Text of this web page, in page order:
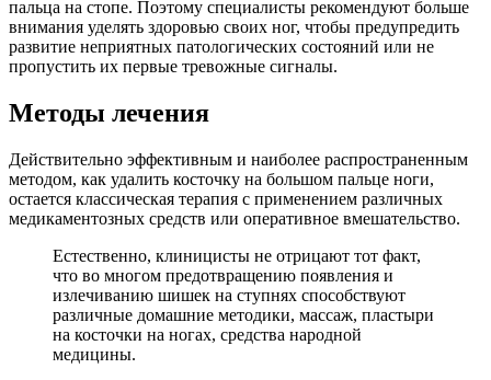
пальца на стопе. Поэтому специалисты рекомендуют больше
внимания уделять здоровью своих ног, чтобы предупредить
развитие неприятных патологических состояний или не
пропустить их первые тревожные сигналы.
Методы лечения
Действительно эффективным и наиболее распространенным
методом, как удалить косточку на большом пальце ноги,
остается классическая терапия с применением различных
медикаментозных средств или оперативное вмешательство.
Естественно, клиницисты не отрицают тот факт,
что во многом предотвращению появления и
излечиванию шишек на ступнях способствуют
различные домашние методики, массаж, пластыри
на косточки на ногах, средства народной
медицины.